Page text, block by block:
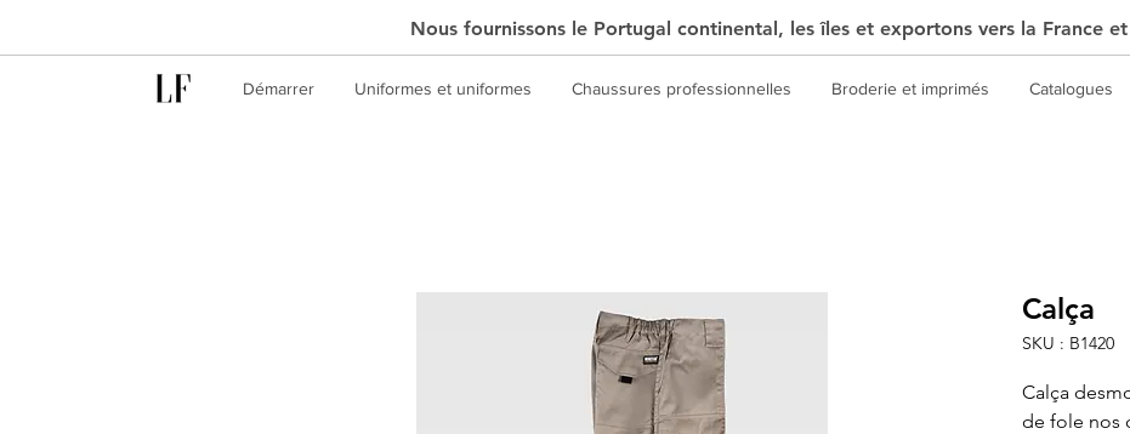
Nous fournissons le Portugal continental, les îles et exportons vers la France
Démarrer Uniformes et uniformes Chaussures professionnelles Broderie et imprimés Catalogues
Calça
SKU : B1420
Calça
de fole nos